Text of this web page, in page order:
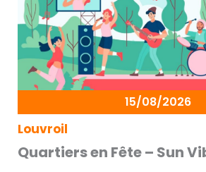
15/08/2026
Louvroil
Quartiers en Fête – Sun